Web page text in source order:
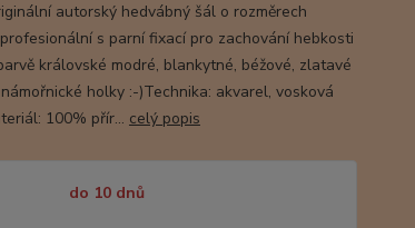
autorský hedvábný šál o rozměrech
s parní fixací pro zachování hebkosti
královské modré, blankytné, béžové, zlatavé
holky :-)Technika: akvarel, vosková
100% přír... celý popis
do 10 dnů